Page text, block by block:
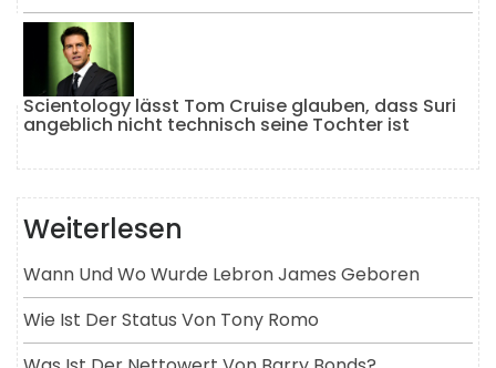
Scientology lässt Tom Cruise glauben, dass Suri
angeblich nicht technisch seine Tochter ist
Weiterlesen
Wann Und Wo Wurde Lebron James Geboren
Wie Ist Der Status Von Tony Romo